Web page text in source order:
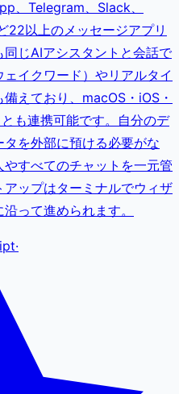
、Telegram、Slack、
以上のメッセージアプリ
じAIアシスタントと会話で
イクワード）やリアルタイ
えており、macOS・iOS・
も連携可能です。自分のデ
を外部に預ける必要がな
すべてのチャットを一元管
ップはターミナルでウィザ
って進められます。
·